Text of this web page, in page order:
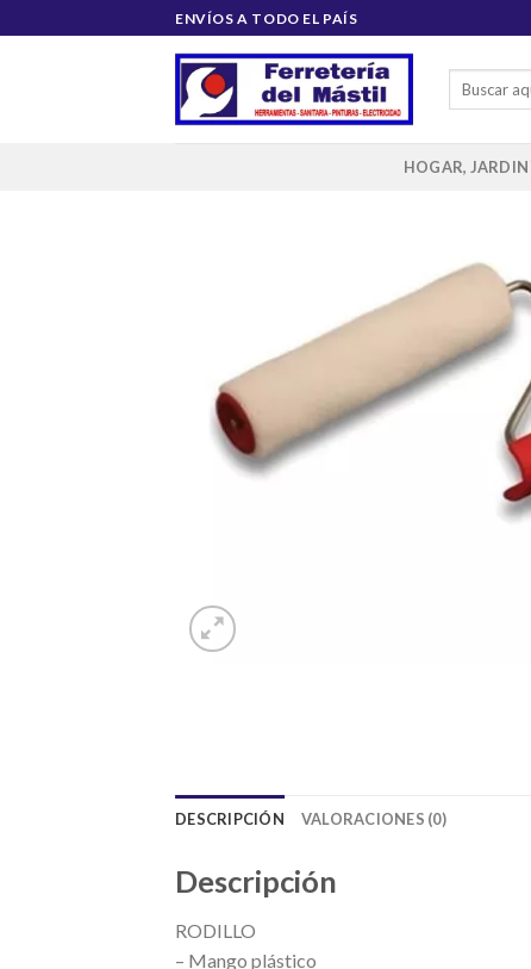
al
ENVÍOS A TODO EL PAÍS
Buscar
HOGAR,
DESCRIPCIÓN VALORACIONES (0)
Descripción
RODILLO
– Mango plástico